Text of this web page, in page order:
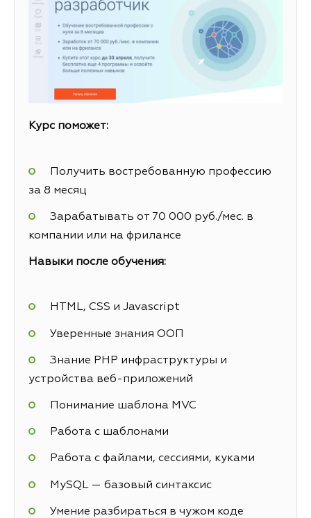
Курс поможет:
Получить востребованную профессию
за 8 месяц
Зарабатывать от 70 000 руб./мес. в
компании или на фрилансе
Навыки после обучения:
HTML, CSS и Javascript
Уверенные знания ООП
Знание PHP инфраструктуры и
устройства веб-приложений
Понимание шаблона MVC
Работа с шаблонами
Работа с файлами, сессиями, куками
MySQL — базовый синтаксис
Умение разбираться в чужом коде